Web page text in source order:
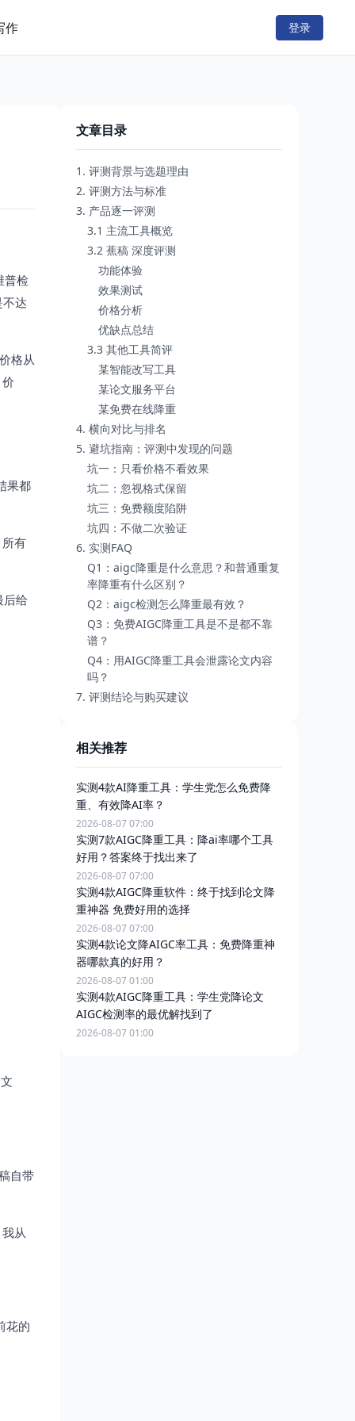
作 登录
普检
达
格从
果都
有
后给
自带
从
花的
文章目录
1. 评测背景与选题理由
2. 评测方法与标准
3. 产品逐一评测
3.1 主流工具概览
3.2 蕉稿 深度评测
功能体验
效果测试
价格分析
优缺点总结
3.3 其他工具简评
某智能改写工具
某论文服务平台
某免费在线降重
4. 横向对比与排名
5. 避坑指南：评测中发现的问题
坑一：只看价格不看效果
坑二：忽视格式保留
坑三：免费额度陷阱
坑四：不做二次验证
6. 实测FAQ
Q1：aigc降重是什么意思？和普通重复
率降重有什么区别？
Q2：aigc检测怎么降重最有效？
Q3：免费AIGC降重工具是不是都不靠
谱？
Q4：用AIGC降重工具会泄露论文内容
吗？
7. 评测结论与购买建议
相关推荐
实测4款AI降重工具：学生党怎么免费降
重、有效降AI率？
2026-08-07 07:00
实测7款AIGC降重工具：降ai率哪个工具
好用？答案终于找出来了
2026-08-07 07:00
实测4款AIGC降重软件：终于找到论文降
重神器 免费好用的选择
2026-08-07 07:00
实测4款论文降AIGC率工具：免费降重神
器哪款真的好用？
2026-08-07 01:00
实测4款AIGC降重工具：学生党降论文
AIGC检测率的最优解找到了
2026-08-07 01:00